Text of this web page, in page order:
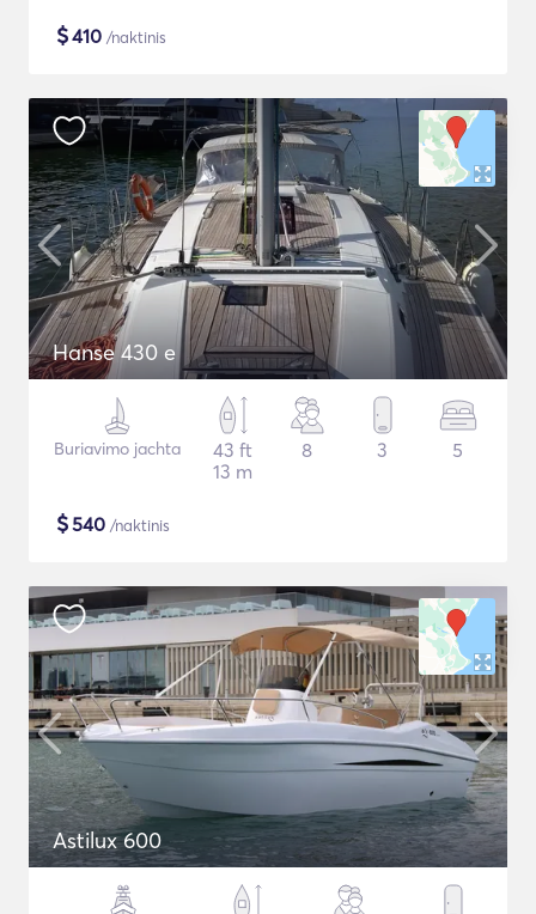
$410 /naktinis
Hanse 430 e
Buriavimo jachta
43 ft
13 m
8 3 5
$540 /naktinis
Astilux 600